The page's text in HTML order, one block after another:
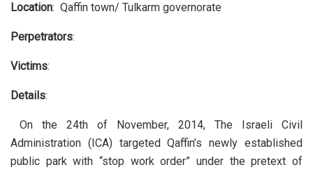
Location: Qaffin town/ Tulkarm governorate
Perpetrators:
Victims:
Details:
On the 24th of November, 2014, The Israeli Civil
Administration (ICA) targeted Qaffin’s newly established
public park with “stop work order” under the pretext of